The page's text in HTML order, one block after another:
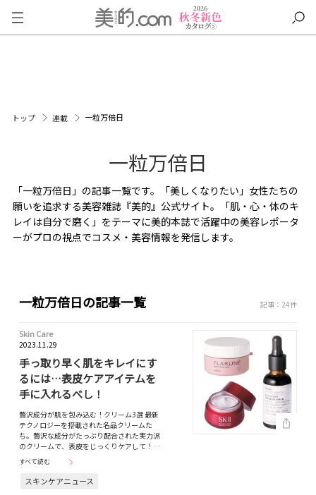
トップ 連載 一粒万倍日
一粒万倍日
「一粒万倍日」の記事一覧です。「美しくなりたい」女性たちの
願いを追求する美容雑誌『美的』公式サイト。「肌・心・体のキ
レイは自分で磨く」をテーマに美的本誌で活躍中の美容レポータ
ーがプロの視点でコスメ・美容情報を発信します。
一粒万倍日の記事一覧 記事：24件
Skin Care
2023.11.29
手っ取り早く肌をキレイにす
るには…表皮ケアアイテムを
手に入れるべし！
贅沢成分が肌を包み込む！クリーム3選 最新
テクノロジーを搭載された名品クリームた
ち。贅沢な成分がたっぷり配合された実力派
のクリームで、表皮をじっくりケアして！…
すべて読む
スキンケアニュース